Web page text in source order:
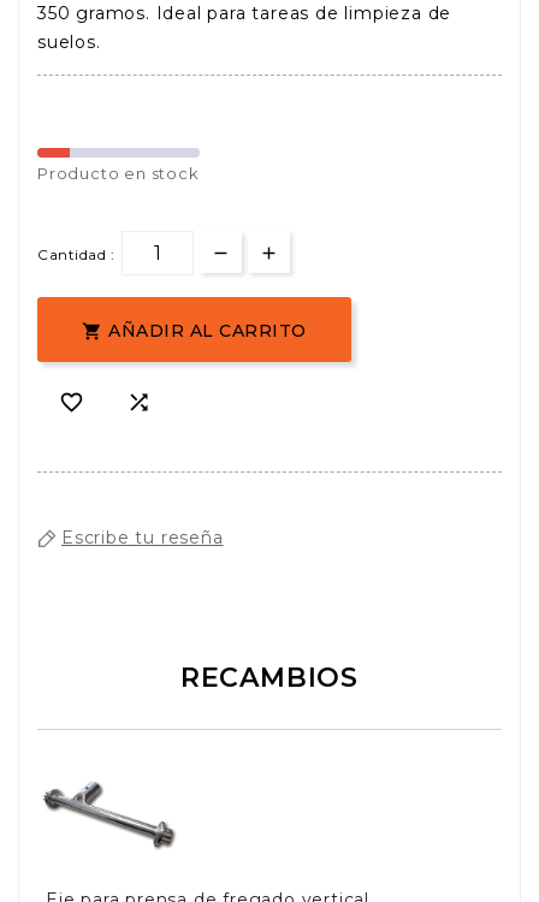
350 gramos. Ideal para tareas de limpieza de
suelos.
Producto en stock
Cantidad :
 AÑADIR AL CARRITO
 
Escribe tu reseña
RECAMBIOS